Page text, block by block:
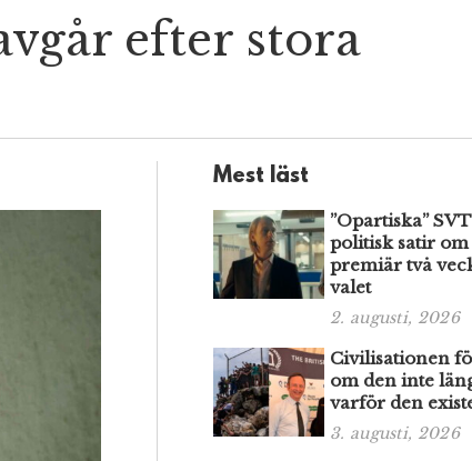
efter stora
Mest läst
”Opartiska”
politisk satir
premiär två
valet
2. augusti, 2026
Civilisationen
om den inte
varför den
3. augusti, 2026